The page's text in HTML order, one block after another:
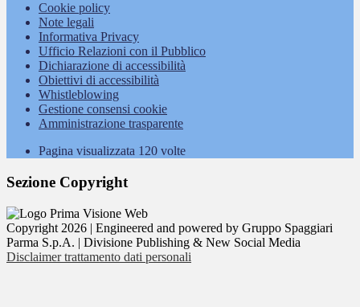
Cookie policy
Note legali
Informativa Privacy
Ufficio Relazioni con il Pubblico
Dichiarazione di accessibilità
Obiettivi di accessibilità
Whistleblowing
Gestione consensi cookie
Amministrazione trasparente
Pagina visualizzata 120 volte
Sezione Copyright
Copyright 2026 | Engineered and powered by Gruppo Spaggiari
Parma S.p.A. | Divisione Publishing & New Social Media
Disclaimer trattamento dati personali